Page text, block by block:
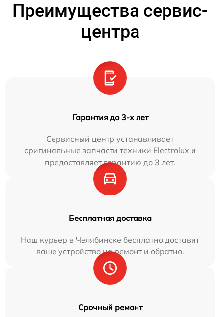
Преимущества сервис-
центра
Гарантия до 3-х лет
Сервисный центр устанавливает
оригинальные запчасти техники Electrolux и
предоставляет гарантию до 3 лет.
Бесплатная доставка
Наш курьер в Челябинске бесплатно доставит
ваше устройство на ремонт и обратно.
Срочный ремонт